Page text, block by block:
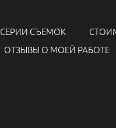
СЕРИИ СЪЕМОК
ОТЗЫВЫ О МОЕЙ РАБОТЕ